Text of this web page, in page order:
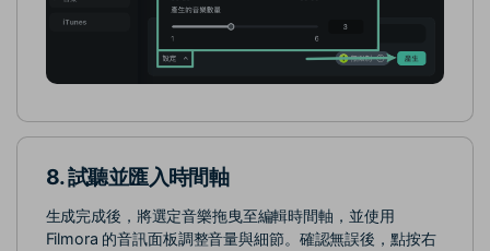
8. 試聽並匯入時間軸
生成完成後，將選定音樂拖曳至編輯時間軸，並使用
Filmora 的音訊面板調整音量與細節。確認無誤後，點按右